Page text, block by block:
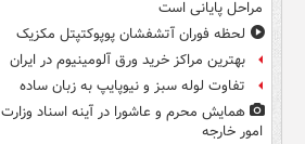
مراحل پایانی است
لحظه فوران آتشفشان پوپوکتپتل مکزیک
بهترین مراکز خرید ورق آلومینیوم در ایران
تفاوت لوله سبز و نیوپایپ به زبان ساده
همایش محرم و عاشورا در آینه اسناد وزارت
امور خارجه